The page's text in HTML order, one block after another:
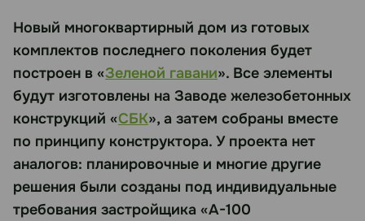
Новый многоквартирный дом из готовых
комплектов последнего поколения будет
построен в «Зеленой гавани». Все элементы
будут изготовлены на Заводе железобетонных
конструкций «СБК», а затем собраны вместе
по принципу конструктора. У проекта нет
аналогов: планировочные и многие другие
решения были созданы под индивидуальные
требования застройщика «А-100